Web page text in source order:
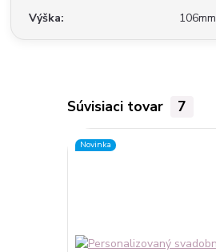
Výška 106mm
Súvisiaci tovar 7
Novinka